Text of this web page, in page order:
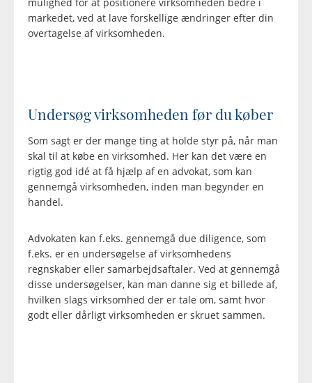
markedet, ved at lave forskellige ændringer efter din
overtagelse af virksomheden.
Undersøg virksomheden før du køber
Som sagt er der mange ting at holde styr på, når man
skal til at købe en virksomhed. Her kan det være en
rigtig god idé at få hjælp af en advokat, som kan
gennemgå virksomheden, inden man begynder en
handel.
Advokaten kan f.eks. gennemgå due diligence, som
f.eks. er en undersøgelse af virksomhedens
regnskaber eller samarbejdsaftaler. Ved at gennemgå
disse undersøgelser, kan man danne sig et billede af,
hvilken slags virksomhed der er tale om, samt hvor
godt eller dårligt virksomheden er skruet sammen.